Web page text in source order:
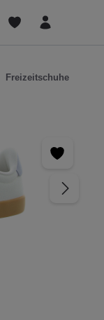
Freizeitschuhe